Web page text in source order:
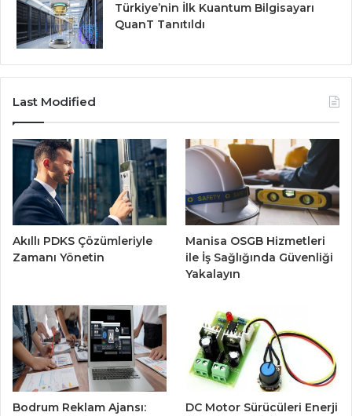
Türkiye’nin İlk Kuantum Bilgisayarı
QuanT Tanıtıldı
Last Modified
Akıllı PDKS Çözümleriyle
Zamanı Yönetin
Manisa OSGB Hizmetleri
ile İş Sağlığında Güvenliği
Yakalayın
Bodrum Reklam Ajansı:
DC Motor Sürücüleri Enerji